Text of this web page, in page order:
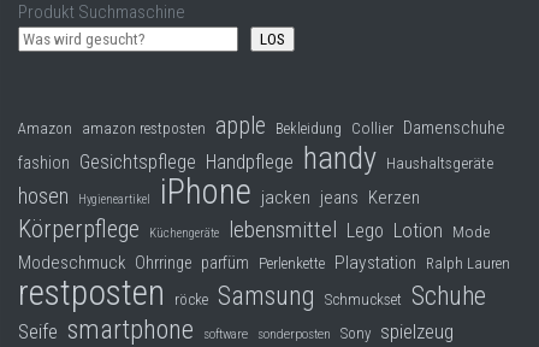
Produkt Suchmaschine
LOS
Amazon amazon restposten apple Bekleidung Collier Damenschuhe
fashion Gesichtspflege Handpflege handy Haushaltsgeräte
hosen Hygieneartikel iPhone jacken jeans Kerzen
Körperpflege Küchengeräte lebensmittel Lego Lotion Mode
Modeschmuck Ohrringe parfüm Perlenkette Playstation Ralph Lauren
restposten röcke Samsung Schmuckset Schuhe
Seife smartphone software sonderposten Sony spielzeug